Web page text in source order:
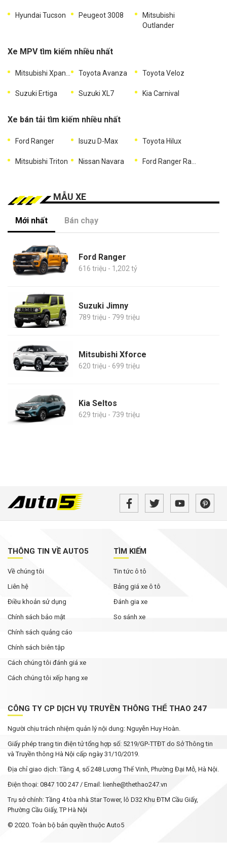
Hyundai Tucson Peugeot 3008
Mitsubishi
Outlander
Xe MPV tìm kiếm nhiều nhất
Toyota Avanza Toyota Veloz
Suzuki Ertiga Suzuki XL7 Kia Carnival
Xe bán tải tìm kiếm nhiều nhất
Ford Ranger Isuzu D-Max Toyota Hilux
Mitsubishi Triton Nissan Navara
MẪU XE
Mới nhất Bán chạy
Ford Ranger
616 triệu - 1,202 tỷ
Suzuki Jimny
789 triệu - 799 triệu
Mitsubishi Xforce
620 triệu - 699 triệu
Kia Seltos
629 triệu - 739 triệu
THÔNG TIN VỀ AUTO5
Về chúng tôi
Liên hệ
Điều khoản sử dụng
Chính sách bảo mật
Chính sách quảng cáo
Chính sách biên tập
Cách chúng tôi đánh giá xe
Cách chúng tôi xếp hạng xe
TÌM KIẾM
Tin tức ô tô
Bảng giá xe ô tô
Đánh gia xe
So sánh xe
CÔNG TY CP DỊCH VỤ TRUYỀN THÔNG THỂ THAO 247
Người chịu trách nhiệm quản lý nội dung: Nguyễn Huy Hoàn.
Giấy phép trang tin điện tử tổng hợp số: 5219/GP-TTĐT do Sở Thông tin
và Truyền thông Hà Nội cấp ngày 31/10/2019.
Địa chỉ giao dịch: Tầng 4, số 248 Lương Thế Vinh, Phường Đại Mỗ, Hà Nội.
Điện thoại: 0847 100 247 / Email: lienhe@thethao247.vn
Trụ sở chính: Tầng 4 tòa nhà Star Tower, lô D32 Khu ĐTM Cầu Giấy,
Phường Cầu Giấy, TP Hà Nội
© 2020. Toàn bộ bản quyền thuộc Auto5